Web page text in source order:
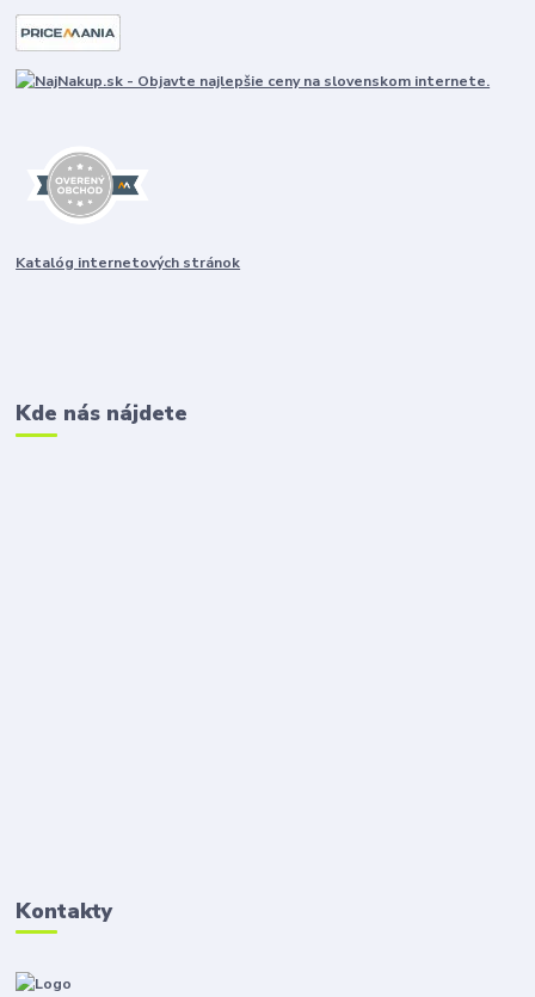
Katalóg internetových stránok
Kde nás nájdete
Kontakty